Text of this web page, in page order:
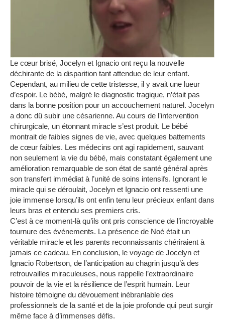
Le cœur brisé, Jocelyn et Ignacio ont reçu la nouvelle
déchirante de la disparition tant attendue de leur enfant.
Cependant, au milieu de cette tristesse, il y avait une lueur
d’espoir. Le bébé, malgré le diagnostic tragique, n’était pas
dans la bonne position pour un accouchement naturel. Jocelyn
a donc dû subir une césarienne. Au cours de l’intervention
chirurgicale, un étonnant miracle s’est produit. Le bébé
montrait de faibles signes de vie, avec quelques battements
de cœur faibles. Les médecins ont agi rapidement, sauvant
non seulement la vie du bébé, mais constatant également une
amélioration remarquable de son état de santé général après
son transfert immédiat à l’unité de soins intensifs. Ignorant le
miracle qui se déroulait, Jocelyn et Ignacio ont ressenti une
joie immense lorsqu’ils ont enfin tenu leur précieux enfant dans
leurs bras et entendu ses premiers cris.
C’est à ce moment-là qu’ils ont pris conscience de l’incroyable
tournure des événements. La présence de Noé était un
véritable miracle et les parents reconnaissants chériraient à
jamais ce cadeau. En conclusion, le voyage de Jocelyn et
Ignacio Robertson, de l’anticipation au chagrin jusqu’à des
retrouvailles miraculeuses, nous rappelle l’extraordinaire
pouvoir de la vie et la résilience de l’esprit humain. Leur
histoire témoigne du dévouement inébranlable des
professionnels de la santé et de la joie profonde qui peut surgir
même face à d’immenses défis.